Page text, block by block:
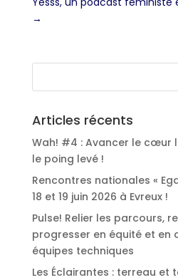
→
Articles récents
Wah! #4 : Avancer le cœur
le poing levé !
Rencontres nationales «
18 et 19 juin 2026 à Evreux !
Pulse! Relier les parcours,
progresser en équité et en
équipes techniques
Les Éclairantes : terreau et